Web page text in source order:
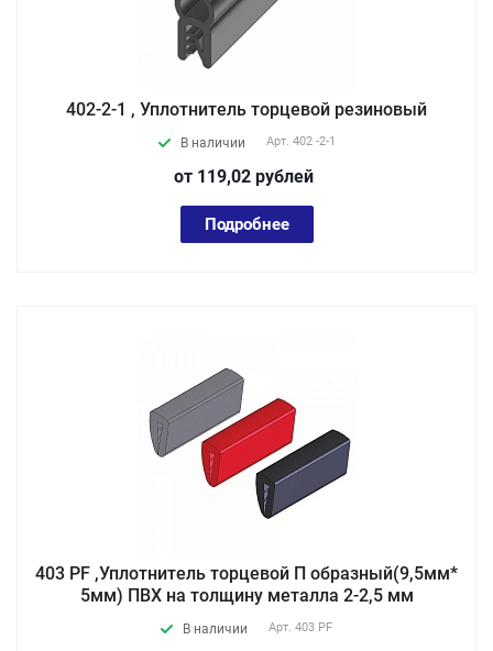
402-2-1 , Уплотнитель торцевой резиновый
В наличии Арт. 402 -2-1
от 119,02 рублей
Подробнее
403 PF ,Уплотнитель торцевой П образный(9,5мм*
5мм) ПВХ на толщину металла 2-2,5 мм
В наличии Арт. 403 PF